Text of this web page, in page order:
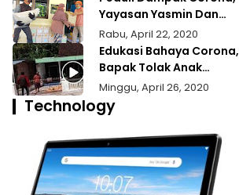
Masyarakat Duri Kepa
Kebun Jeruk
Yayasan Yasmin Dan
Gusdurian Berikan
Bansos Untuk Wilayah
Pekojan
Rabu, April 22, 2020
Edukasi Bahaya Corona,
Bapak Tolak Anak
Pulang Mudik
Minggu, April 26, 2020
Technology